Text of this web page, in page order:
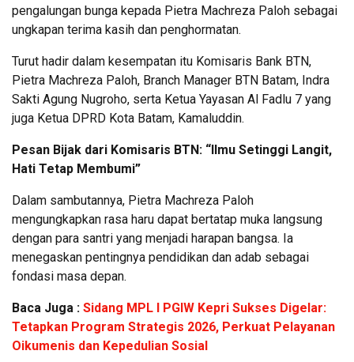
pengalungan bunga kepada Pietra Machreza Paloh sebagai
ungkapan terima kasih dan penghormatan.
Turut hadir dalam kesempatan itu Komisaris Bank BTN,
Pietra Machreza Paloh, Branch Manager BTN Batam, Indra
Sakti Agung Nugroho, serta Ketua Yayasan Al Fadlu 7 yang
juga Ketua DPRD Kota Batam, Kamaluddin.
Pesan Bijak dari Komisaris BTN: “Ilmu Setinggi Langit,
Hati Tetap Membumi”
Dalam sambutannya, Pietra Machreza Paloh
mengungkapkan rasa haru dapat bertatap muka langsung
dengan para santri yang menjadi harapan bangsa. Ia
menegaskan pentingnya pendidikan dan adab sebagai
fondasi masa depan.
Baca Juga : Sidang MPL I PGIW Kepri Sukses Digelar:
Tetapkan Program Strategis 2026, Perkuat Pelayanan
Oikumenis dan Kepedulian Sosial